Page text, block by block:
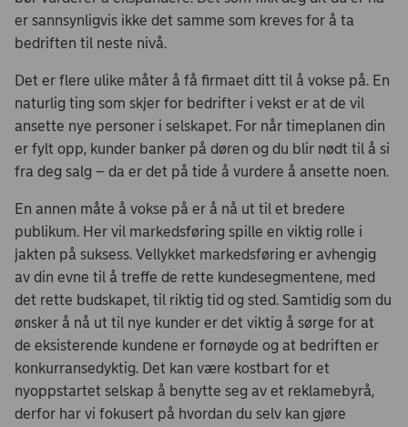
er sannsynligvis ikke det samme som kreves for å ta
bedriften til neste nivå.
Det er flere ulike måter å få firmaet ditt til å vokse på. En
naturlig ting som skjer for bedrifter i vekst er at de vil
ansette nye personer i selskapet. For når timeplanen din
er fylt opp, kunder banker på døren og du blir nødt til å si
fra deg salg – da er det på tide å vurdere å ansette noen.
En annen måte å vokse på er å nå ut til et bredere
publikum. Her vil markedsføring spille en viktig rolle i
jakten på suksess. Vellykket markedsføring er avhengig
av din evne til å treffe de rette kundesegmentene, med
det rette budskapet, til riktig tid og sted. Samtidig som du
ønsker å nå ut til nye kunder er det viktig å sørge for at
de eksisterende kundene er fornøyde og at bedriften er
konkurransedyktig. Det kan være kostbart for et
nyoppstartet selskap å benytte seg av et reklamebyrå,
derfor har vi fokusert på hvordan du selv kan gjøre